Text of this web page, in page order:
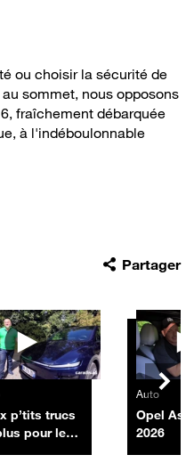
ou choisir la sécurité de
sommet, nous opposons
fraîchement débarquée
à l'indéboulonnable
Partager
p’tits trucs
pour le
Auto
Opel
2026